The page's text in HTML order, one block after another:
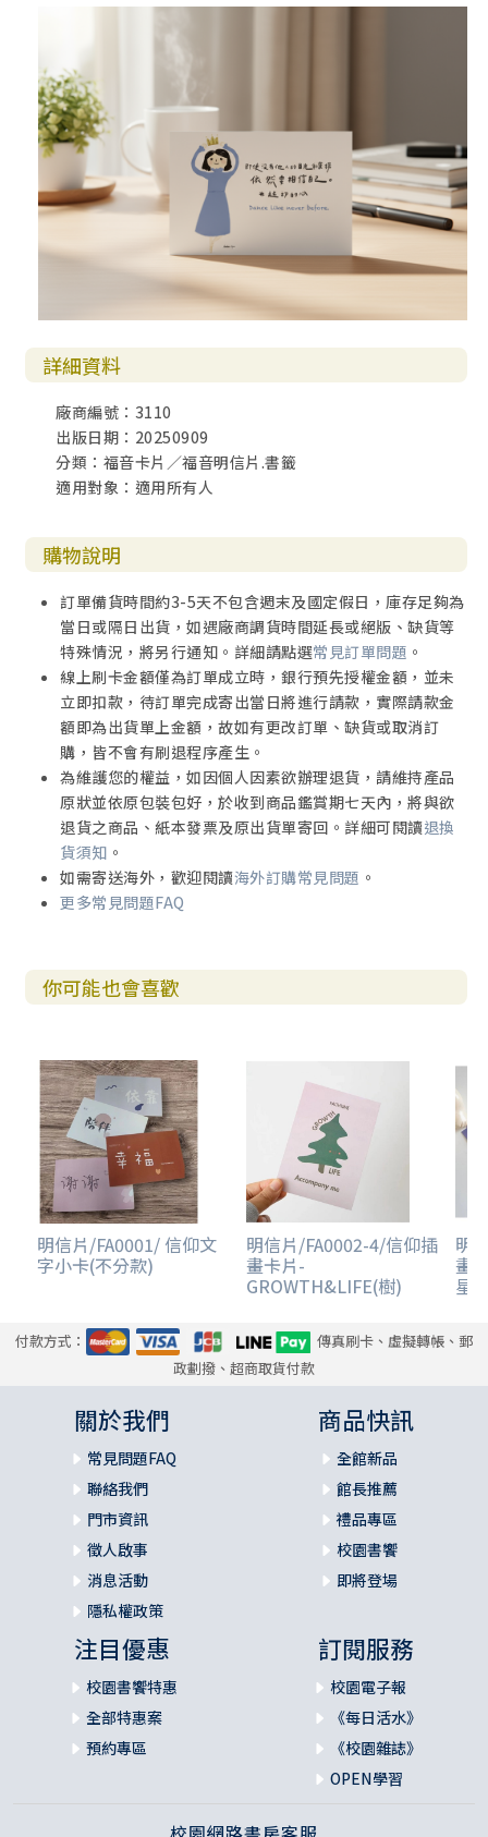
詳細資料
廠商編號：3110
出版日期：20250909
分類：福音卡片／福音明信片.書籤
適用對象：適用所有人
購物說明
訂單備貨時間約3-5天不包含週末及國定假日，庫存足夠為
當日或隔日出貨，如遇廠商調貨時間延長或絕版、缺貨等
特殊情況，將另行通知。詳細請點選常見訂單問題 。
線上刷卡金額僅為訂單成立時，銀行預先授權金額，並未
立即扣款，待訂單完成寄出當日將進行請款，實際請款金
額即為出貨單上金額，故如有更改訂單、缺貨或取消訂
購，皆不會有刷退程序產生。
為維護您的權益，如因個人因素欲辦理退貨，請維持產品
原狀並依原包裝包好，於收到商品鑑賞期七天內，將與欲
退貨之商品、紙本發票及原出貨單寄回。詳細可閱讀退換
貨須知 。
如需寄送海外，歡迎閱讀海外訂購常見問題 。
更多常見問題FAQ
你可能也會喜歡
明信片/FA0001/ 信仰文
字小卡(不分款)
明信片/FA0002-4/信仰插
畫卡片-
GROWTH&LIFE(樹)
明
畫
星)
付款方式：
傳真刷卡、虛擬轉帳、郵
政劃撥、超商取貨付款
關於我們
常見問題FAQ
聯絡我們
門市資訊
徵人啟事
消息活動
隱私權政策
商品快訊
全館新品
館長推薦
禮品專區
校園書饗
即將登場
注目優惠
校園書饗特惠
全部特惠案
預約專區
訂閱服務
校園電子報
《每日活水》
《校園雜誌》
OPEN學習